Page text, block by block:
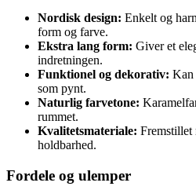
Nordisk design: Enkelt og
form og farve.
Ekstra lang form: Giver et
indretningen.
Funktionel og dekorativ: Kan
som pynt.
Naturlig farvetone:
rummet.
Kvalitetsmateriale: Fremstillet
holdbarhed.
Fordele og ulemper